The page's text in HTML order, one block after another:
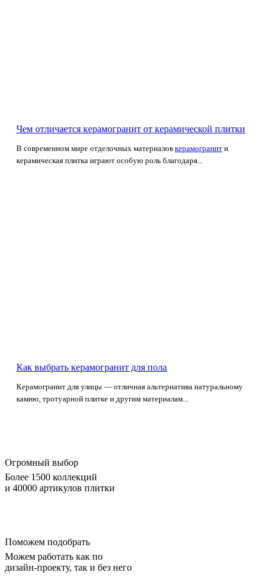
Чем отличается керамогранит от керамической плитки
В современном мире отделочных материалов керамогранит и
керамическая плитка играют особую роль благодаря...
Как выбрать керамогранит для пола
Керамогранит для улицы — отличная альтернатива натуральному
камню, тротуарной плитке и другим материалам...
Огромный выбор
Более 1500 коллекций
и 40000 артикулов плитки
Поможем подобрать
Можем работать как по
дизайн-проекту, так и без него